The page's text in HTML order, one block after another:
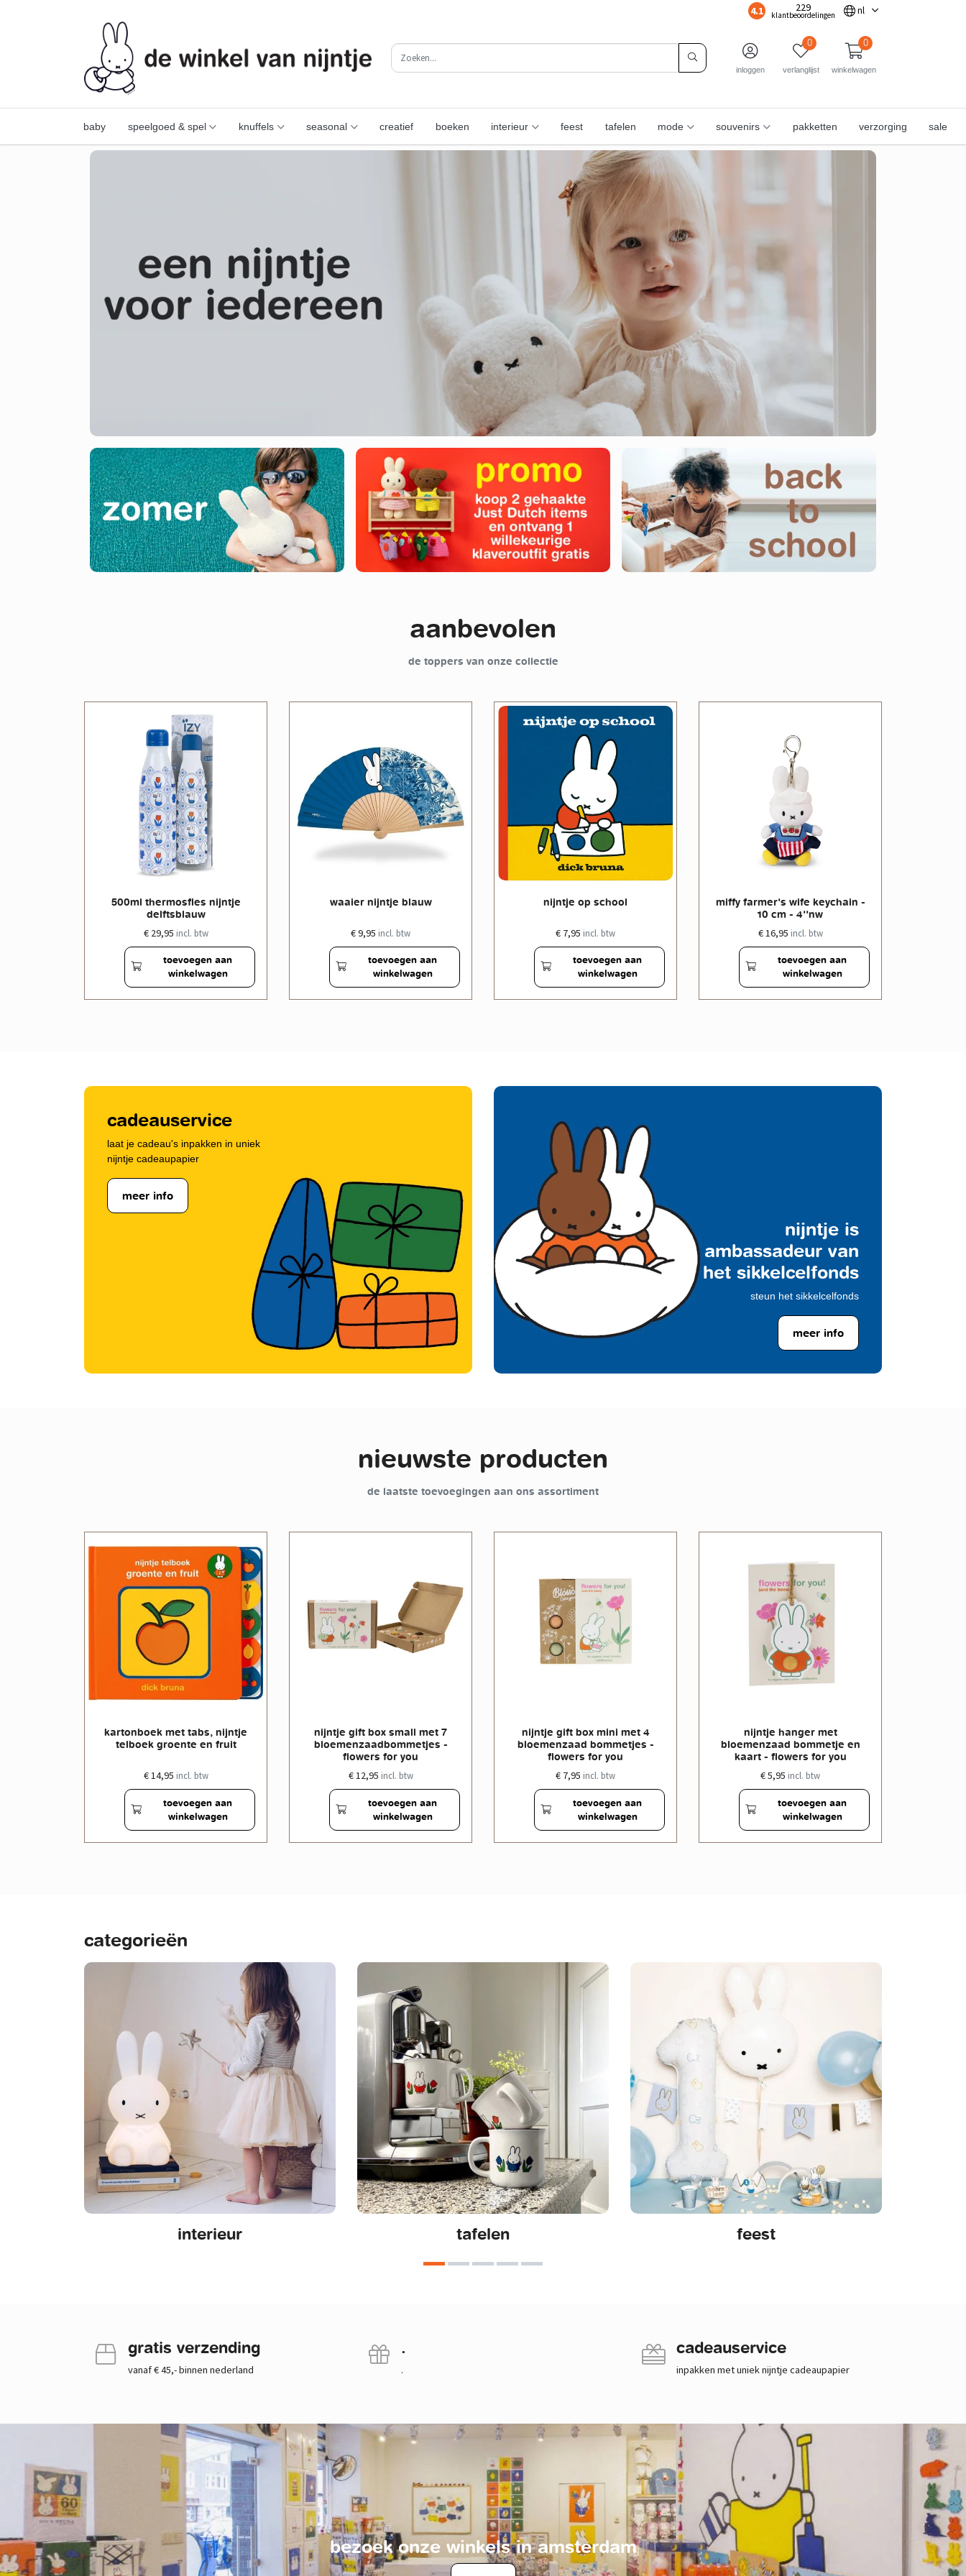
4.1 229
klantbeoordelingen nl
inloggen
0
verlanglijst
0
winkelwagen
baby speelgoed & spel knuffels seasonal creatief boeken interieur feest tafelen mode souvenirs pakketten verzorging sale
aanbevolen
de toppers van onze collectie
500ml thermosfles nijntje
delftsblauw
€ 29,95 incl. btw
toevoegen aan
winkelwagen
waaier nijntje blauw
€ 9,95 incl. btw
toevoegen aan
winkelwagen
nijntje op school
€ 7,95 incl. btw
toevoegen aan
winkelwagen
miffy farmer's wife keychain -
10 cm - 4''nw
€ 16,95 incl. btw
toevoegen aan
winkelwagen
cadeauservice
laat je cadeau's inpakken in uniek
nijntje cadeaupapier
meer info
nijntje is
ambassadeur van
het sikkelcelfonds
steun het sikkelcelfonds
meer info
nieuwste producten
de laatste toevoegingen aan ons assortiment
kartonboek met tabs, nijntje
telboek groente en fruit
€ 14,95 incl. btw
toevoegen aan
winkelwagen
nijntje gift box small met 7
bloemenzaadbommetjes -
flowers for you
€ 12,95 incl. btw
toevoegen aan
winkelwagen
nijntje gift box mini met 4
bloemenzaad bommetjes -
flowers for you
€ 7,95 incl. btw
toevoegen aan
winkelwagen
nijntje hanger met
bloemenzaad bommetje en
kaart - flowers for you
€ 5,95 incl. btw
toevoegen aan
winkelwagen
categorieën
interieur tafelen feest
gratis verzending
vanaf € 45,- binnen nederland
.
.
cadeauservice
inpakken met uniek nijntje cadeaupapier
bezoek onze winkels in amsterdam